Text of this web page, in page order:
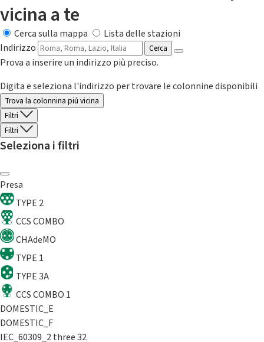
vicina a te
Cerca sulla mappa
Lista delle stazioni
Indirizzo
Cerca
Prova a inserire un indirizzo più preciso.
Digita e seleziona l'indirizzo per trovare le colonnine disponibili
Trova la colonnina piú vicina
Filtri
Filtri
Seleziona i filtri
Presa
TYPE 2
CCS COMBO
CHAdeMO
TYPE 1
TYPE 3A
CCS COMBO 1
DOMESTIC_E
DOMESTIC_F
IEC_60309_2 three 32